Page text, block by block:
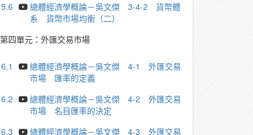
5.6
總體經濟學概論－吳文傑 3-4-2 貨幣體
系 貨幣市場均衡（二）
第四單元：外匯交易市場
6.1
總體經濟學概論－吳文傑 4-1 外匯交易
市場 匯率的定義
6.2
總體經濟學概論－吳文傑 4-2 外匯交易
市場 名目匯率的決定
6.3
總體經濟學概論－吳文傑 4-3 外匯交易